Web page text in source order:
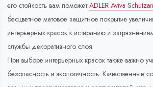
его стойкость вам поможетADLER Aviva
бесцветное матовое защитное покрытие
интерьерных красок к истиранию и
службы декоративного слоя.
При выборе интерьерных красок также важно
безопасность и экологичность. Качественные